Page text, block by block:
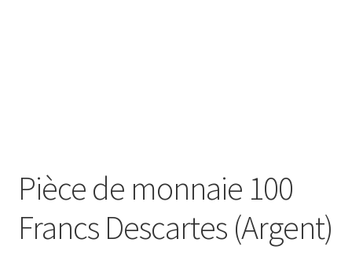
Pièce de monnaie 100
Francs Descartes (Argent)